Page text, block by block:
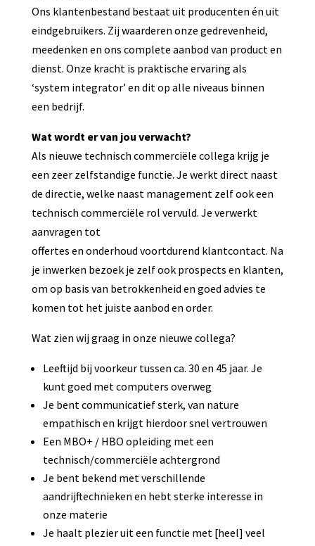
Ons klantenbestand bestaat uit producenten én uit
eindgebruikers. Zij waarderen onze gedrevenheid,
meedenken en ons complete aanbod van product en
dienst. Onze kracht is praktische ervaring als
‘system integrator’ en dit op alle niveaus binnen
een bedrijf.
Wat wordt er van jou verwacht?
Als nieuwe technisch commerciële collega krijg je
een zeer zelfstandige functie. Je werkt direct naast
de directie, welke naast management zelf ook een
technisch commerciële rol vervuld. Je verwerkt
aanvragen tot
offertes en onderhoud voortdurend klantcontact. Na
je inwerken bezoek je zelf ook prospects en klanten,
om op basis van betrokkenheid en goed advies te
komen tot het juiste aanbod en order.
Wat zien wij graag in onze nieuwe collega?
Leeftijd bij voorkeur tussen ca. 30 en 45 jaar. Je
kunt goed met computers overweg
Je bent communicatief sterk, van nature
empathisch en krijgt hierdoor snel vertrouwen
Een MBO+ / HBO opleiding met een
technisch/commerciële achtergrond
Je bent bekend met verschillende
aandrijftechnieken en hebt sterke interesse in
onze materie
Je haalt plezier uit een functie met [heel] veel